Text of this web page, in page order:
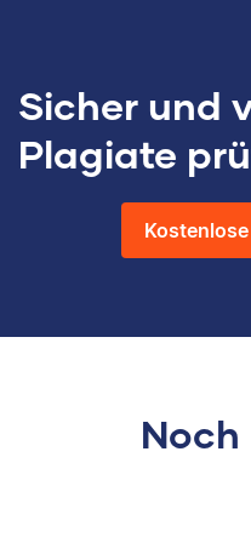
Sicher und
Plagiate
Noch